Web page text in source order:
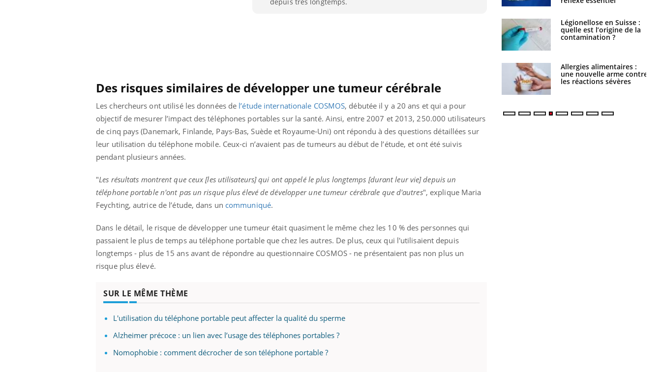
Des risques similaires de développer une tumeur cérébrale
Les chercheurs ont utilisé les données de l’étude internationale COSMOS, débutée il y a 20 ans et qui a pour
objectif de mesurer l’impact des téléphones portables sur la santé. Ainsi, entre 2007 et 2013, 250.000 utilisateurs
de cinq pays (Danemark, Finlande, Pays-Bas, Suède et Royaume-Uni) ont répondu à des questions détaillées sur
leur utilisation du téléphone mobile. Ceux-ci n’avaient pas de tumeurs au début de l’étude, et ont été suivis
pendant plusieurs années.
"Les résultats montrent que ceux [les utilisateurs] qui ont appelé le plus longtemps [durant leur vie] depuis un
téléphone portable n'ont pas un risque plus élevé de développer une tumeur cérébrale que d'autres", explique Maria
Feychting, autrice de l’étude, dans un communiqué.
Dans le détail, le risque de développer une tumeur était quasiment le même chez les 10 % des personnes qui
passaient le plus de temps au téléphone portable que chez les autres. De plus, ceux qui l'utilisaient depuis
longtemps - plus de 15 ans avant de répondre au questionnaire COSMOS - ne présentaient pas non plus un
risque plus élevé.
SUR LE MÊME THÈME
L'utilisation du téléphone portable peut affecter la qualité du sperme
Alzheimer précoce : un lien avec l’usage des téléphones portables ?
Nomophobie : comment décrocher de son téléphone portable ?
Légionellose en Suisse :
quelle est l’origine de la
contamination ?
Allergies alimentaires :
une nouvelle arme contre
les réactions sévères